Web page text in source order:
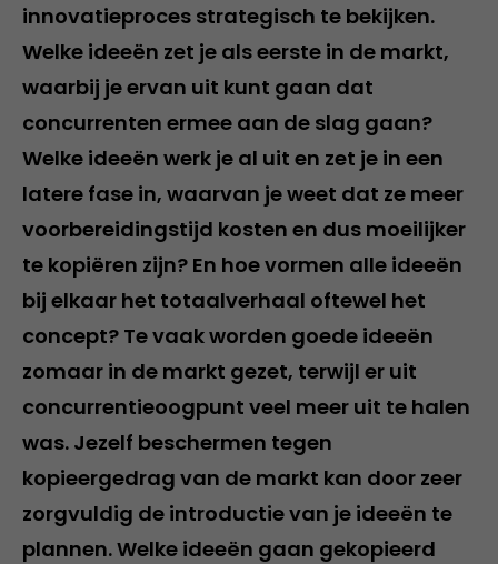
innovatieproces strategisch te bekijken.
Welke ideeën zet je als eerste in de markt,
waarbij je ervan uit kunt gaan dat
concurrenten ermee aan de slag gaan?
Welke ideeën werk je al uit en zet je in een
latere fase in, waarvan je weet dat ze meer
voorbereidingstijd kosten en dus moeilijker
te kopiëren zijn? En hoe vormen alle ideeën
bij elkaar het totaalverhaal oftewel het
concept? Te vaak worden goede ideeën
zomaar in de markt gezet, terwijl er uit
concurrentieoogpunt veel meer uit te halen
was. Jezelf beschermen tegen
kopieergedrag van de markt kan door zeer
zorgvuldig de introductie van je ideeën te
plannen. Welke ideeën gaan gekopieerd